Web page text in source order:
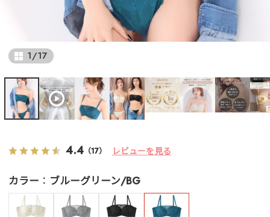
1/17
4.4 （17） レビューを見る
カラー ブルーグリーン/BG